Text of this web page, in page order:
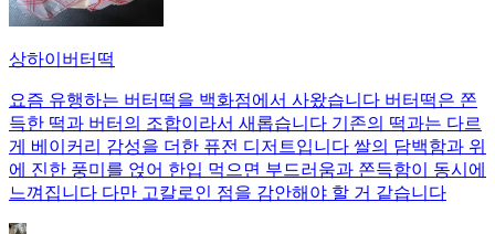
상하이버터떡
요즘 유행하는 버터떡을 백화점에서 사왔습니다 버터떡은 쫀
득한 떡과 버터의 조합이라서 새롭습니다 기존의 떡과는 다르
게 베이커리 감성을 더한 퓨전 디저트입니다 쌀의 담백함과 위
에 진한 풍미를 얹어 한입 먹으면 부드러움과 쫀득함이 동시에
느껴집니다 다만 고칼로인 점을 감안해야 할 거 같습니다